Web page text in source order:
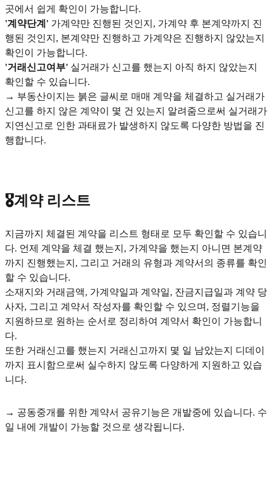
곳에서 쉽게 확인이 가능합니다.
'계약단계' 가계약만 진행된 것인지, 가계약 후 본계약까지 진
행된 것인지, 본계약만 진행하고 가계약은 진행하지 않았는지
확인이 가능합니다.
'거래신고여부' 실거래가 신고를 했는지 아직 하지 않았는지
확인할 수 있습니다.
→ 부동산이지는 붉은 글씨로 매매 계약을 체결하고 실거래가
신고를 하지 않은 계약이 몇 건 있는지 알려줌으로써 실거래가
지연신고로 인한 과태료가 발생하지 않도록 다양한 방법을 진
행합니다.
🎖️계약 리스트
지금까지 체결된 계약을 리스트 형태로 모두 확인할 수 있습니
다. 언제 계약을 체결 했는지, 가계약을 했는지 아니면 본계약
까지 진행했는지, 그리고 거래의 유형과 계약서의 종류를 확인
할 수 있습니다.
소재지와 거래금액, 가계약일과 계약일, 잔금지급일과 계약 당
사자, 그리고 계약서 작성자를 확인할 수 있으며, 정렬기능을
지원하므로 원하는 순서로 정리하여 계약서 확인이 가능합니
다.
또한 거래신고를 했는지 거래신고까지 몇 일 남았는지 디데이
까지 표시함으로써 실수하지 않도록 다양하게 지원하고 있습
니다.
→ 공동중개를 위한 계약서 공유기능은 개발중에 있습니다. 수
일 내에 개발이 가능할 것으로 생각됩니다.